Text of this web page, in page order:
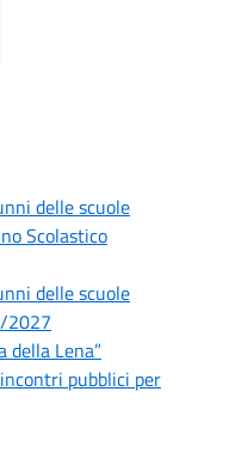
delle scuole
Scolastico
delle scuole
2027
della Lena”
pubblici per